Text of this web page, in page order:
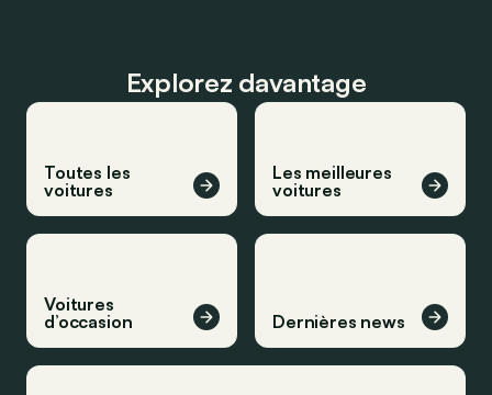
Explorez davantage
Toutes les
voitures
Les meilleures
voitures
Voitures
d’occasion
Dernières news